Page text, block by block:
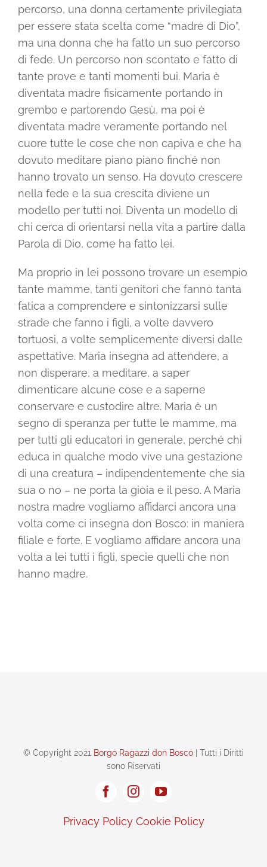
percorso, una donna certamente privilegiata
per essere stata scelta come “madre di Dio”,
ma una donna che ha fatto un suo percorso
di fede. Un percorso non scontato e fatto di
tante prove e tanti momenti bui. Maria è
diventata madre fisicamente portando in
grembo e partorendo Gesù, ma poi è
diventata madre veramente portando nel
cuore tutte le cose che non capiva e che ha
dovuto meditare piano piano finché non
hanno trovato un senso. Ha dovuto crescere
nella fede e la sua crescita diviene un
modello per tutti noi. Diventa un modello di
chi cerca di orientarsi nella vita a partire dalla
Parola di Dio, come ha fatto lei.
Ma proprio in lei possono trovare un esempio
tante mamme, tanti genitori che fanno tanta
fatica a comprendere e sintonizzarsi sulle
strade che fanno i figli, a volte davvero
tortuosi, a volte semplicemente diversi dalle
aspettative. Maria insegna ad attendere, a
non disperare, a meditare, a saper
dimenticare alcune cose e a saperne
conservare e custodire altre. Maria è un
segno di speranza per tutte le mamme, ma
per tutti gli educatori in generale, perché chi
educa in qualche modo vive una gestazione
di una creatura – indipendentemente che sia
sua o no – ne porta la gioia e il peso. A Maria
nostra madre vogliamo affidarci ancora una
volta come ci insegna don Bosco: in maniera
filiale e forte. E vogliamo affidare ancora una
volta a lei tutti i figli, specie quelli che non
hanno madre.
© Copyright 2021 Borgo Ragazzi don Bosco | Tutti i Diritti
sono Riservati
Privacy Policy Cookie Policy